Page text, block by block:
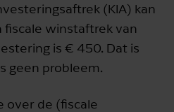
(KIA) kan
fiscale winstaftrek van
is € 450. Dat is
geen probleem.
over de (fiscale